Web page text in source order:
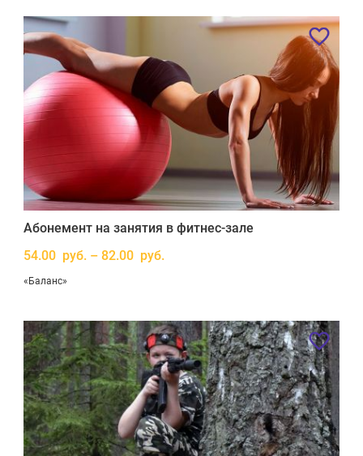
Абонемент на занятия в фитнес-зале
54.00 руб. – 82.00 руб.
«Баланс»